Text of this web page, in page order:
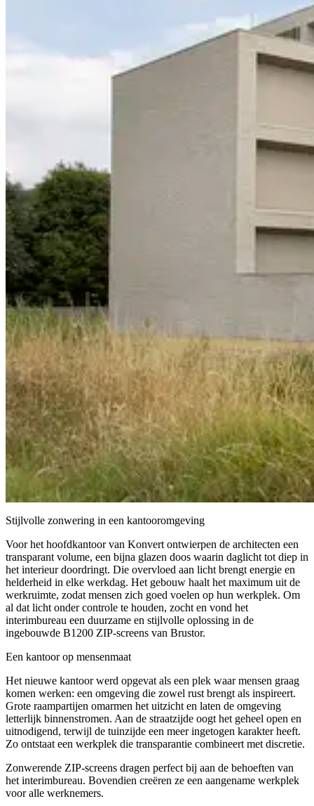
Stijlvolle zonwering in een kantooromgeving
Voor het hoofdkantoor van Konvert ontwierpen de architecten een
transparant volume, een bijna glazen doos waarin daglicht tot diep in
het interieur doordringt. Die overvloed aan licht brengt energie en
helderheid in elke werkdag. Het gebouw haalt het maximum uit de
werkruimte, zodat mensen zich goed voelen op hun werkplek. Om
al dat licht onder controle te houden, zocht en vond het
interimbureau een duurzame en stijlvolle oplossing in de
ingebouwde B1200 ZIP-screens van Brustor.
Een kantoor op mensenmaat
Het nieuwe kantoor werd opgevat als een plek waar mensen graag
komen werken: een omgeving die zowel rust brengt als inspireert.
Grote raampartijen omarmen het uitzicht en laten de omgeving
letterlijk binnenstromen. Aan de straatzijde oogt het geheel open en
uitnodigend, terwijl de tuinzijde een meer ingetogen karakter heeft.
Zo ontstaat een werkplek die transparantie combineert met discretie.
Zonwerende ZIP-screens dragen perfect bij aan de behoeften van
het interimbureau. Bovendien creëren ze een aangename werkplek
voor alle werknemers.